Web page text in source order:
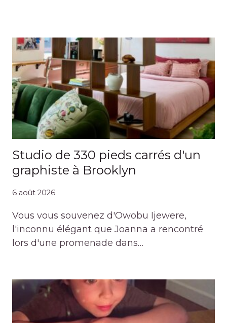
Studio de 330 pieds carrés d'un
graphiste à Brooklyn
6 août 2026
Vous vous souvenez d'Owobu Ijewere,
l'inconnu élégant que Joanna a rencontré
lors d'une promenade dans…